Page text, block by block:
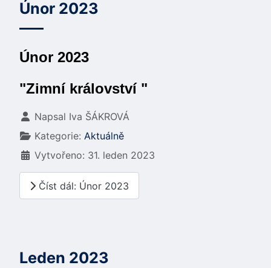
Únor 2023
Únor 2023
"Zimní království "
Základní údaje
Napsal Iva ŠÁKROVÁ
Kategorie: Aktuálně
Vytvořeno: 31. leden 2023
Číst dál: Únor 2023
Leden 2023